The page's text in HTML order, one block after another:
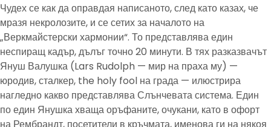
Чудех се как да оправдая написаното, след като казах, че
мразя некролозите, и се сетих за началото на
„Веркмайстерски хармонии“. То представлява един
неспиращ кадър, дълъг точно 20 минути. В тях разказвачът
Януш Валушка (Lars Rudolph — мир на праха му) —
юродив, сталкер, the holy fool на града — илюстрира
нагледно какво представлява Слънчевата система. Един
по един Янушка хваща оръфаните, очукани, като в офорт
на Рембрандт, посетители в кръчмата, именова ги на някоя